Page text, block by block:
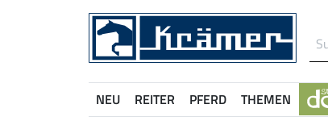
NEU REITER PFERD THEMEN